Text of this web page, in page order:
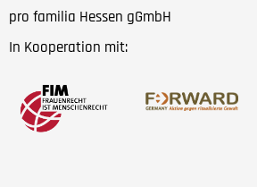
pro familia Hessen gGmbH
In Kooperation mit: